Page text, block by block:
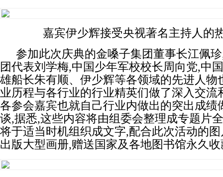
嘉宾伊少辉接受央视著名主持人的
参加此次庆典的金嗓子集团董事长江佩
团代表刘学梅,中国少年军校校长周向党,中
雄船长朱有顺、伊少辉等各领域的先进人物
业历程与各行业的行业精英们做了深入交流
各参会嘉宾也就自己行业内做出的突出成绩
谈,据悉,这些内容将由组委会整理成专题片
将于适当时机组织成文字,配合此次活动的
出版大型画册,赠送国家及各地图书馆永久